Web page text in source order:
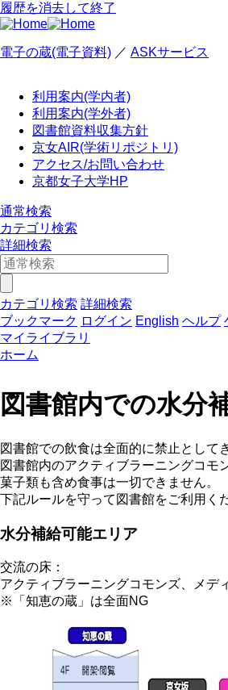
履歴を消去して終了
電子の蔵(電子資料) ／ ASKサービス
利用案内(学内者)
利用案内(学外者)
図書館資料収集方針
京女AIR(学術リポジトリ)
アクセス/お問い合わせ
京都女子大学HP
通常検索
カテゴリ検索
詳細検索
カテゴリ検索 詳細検索
ブックマーク ログイン English ヘルプ
マイライブラリ
ホーム
図書館内での水分
図書館での飲食は全面的に禁止として
図書館内のアクティブラーニングコモ
菓子類も含め食事は一切できません。
下記ルールを守って図書館をご利用く
水分補給可能エリア
交流の床：
アクティブラーニングコモンズ、メデ
※「知恵の蔵」は全面NG